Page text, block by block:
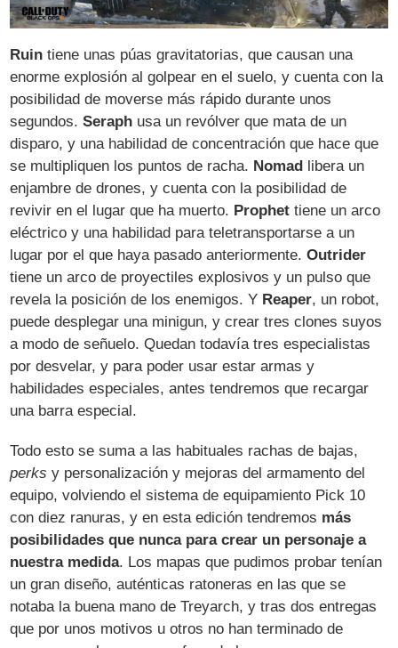
Ruin tiene unas púas gravitatorias, que causan una
enorme explosión al golpear en el suelo, y cuenta con la
posibilidad de moverse más rápido durante unos
segundos.Seraph usa un revólver que mata de un
disparo, y una habilidad de concentración que hace que
se multipliquen los puntos de racha. Nomad libera un
enjambre de drones, y cuenta con la posibilidad de
revivir en el lugar que ha muerto. Prophet tiene un arco
eléctrico y una habilidad para teletransportarse a un
lugar por el que haya pasado anteriormente.Outrider
tiene un arco de proyectiles explosivos y un pulso que
revela la posición de los enemigos. Y Reaper, un robot,
puede desplegar una minigun, y crear tres clones suyos
a modo de señuelo. Quedan todavía tres especialistas
por desvelar, y para poder usar estar armas y
habilidades especiales, antes tendremos que recargar
una barra especial.
Todo esto se suma a las habituales rachas de bajas,
perks y personalización y mejoras del armamento del
equipo, volviendo el sistema de equipamiento Pick 10
con diez ranuras, y en esta edición tendremos más
posibilidades que nunca para crear un personaje a
nuestra medida. Los mapas que pudimos probar tenían
un gran diseño, auténticas ratoneras en las que se
notaba la buena mano de Treyarch, y tras dos entregas
que por unos motivos u otros no han terminado de